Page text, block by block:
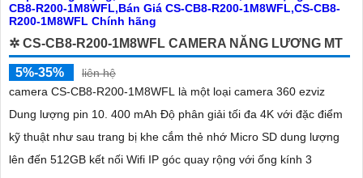
✲ CS-CB8-R200-1M8WFL CAMERA NĂNG LƯƠNG MT
5%-35%
liên hệ
camera CS-CB8-R200-1M8WFL là một loại camera 360 ezviz
Dung lượng pin 10. 400 mAh Độ phân giải tối đa 4K với đặc điểm
kỹ thuật như sau trang bị khe cắm thẻ nhớ Micro SD dung lượng
lên đến 512GB kết nối Wifi IP góc quay rộng với ống kính 3